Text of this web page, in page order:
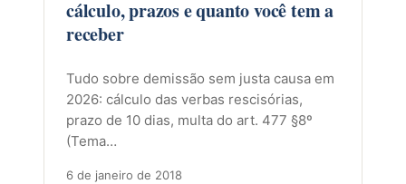
cálculo, prazos e quanto você tem a
receber
Tudo sobre demissão sem justa causa em
2026: cálculo das verbas rescisórias,
prazo de 10 dias, multa do art. 477 §8º
(Tema…
6 de janeiro de 2018